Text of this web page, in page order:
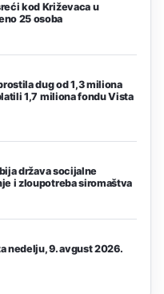
kod Križevaca u
25 osoba
dug od 1,3 miliona
1,7 miliona fondu Vista
država socijalne
i zloupotreba siromaštva
nedelju, 9. avgust 2026.